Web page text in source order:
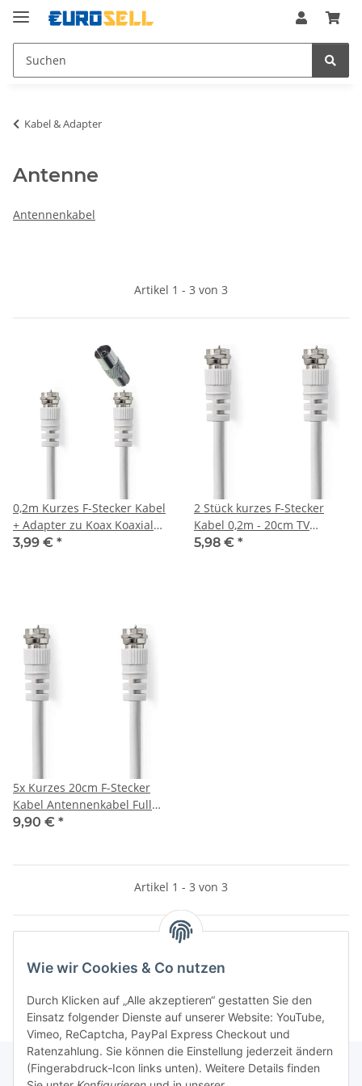
Wie wir Cookies & Co nutzen
Durch Klicken auf „Alle akzeptieren“ gestatten Sie den
Einsatz folgender Dienste auf unserer Website: YouTube,
Vimeo, ReCaptcha, PayPal Express Checkout und
Ratenzahlung. Sie können die Einstellung jederzeit ändern
(Fingerabdruck-Icon links unten). Weitere Details finden
Kabel & Adapter
Antenne
Antennenkabel
Artikel 1 - 3 von 3
0,2m Kurzes F-Stecker Kabel
+ Adapter zu Koax Koaxial
Buchse Female Kupplung
3,99 € *
2 Stück kurzes F-Stecker
Kabel 0,2m - 20cm TV
Fernseh Sat Cable
5,98 € *
5x Kurzes 20cm F-Stecker
Kabel Antennenkabel Full
HD TV 3D 4K DVBS DVBS2
9,90 € *
Artikel 1 - 3 von 3
Kategorien